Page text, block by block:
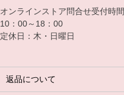
オンラインストア問合せ受付時間
10：00～18：00
定休日：木・日曜日
返品について